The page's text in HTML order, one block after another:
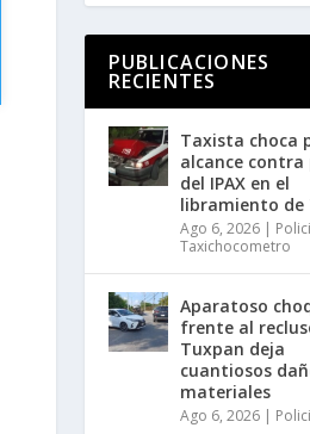
PUBLICACIONES
RECIENTES
Taxista choca
alcance
del IPAX en el
libramiento de
Ago 6, 2026|
Taxichocometro
Aparatoso
frente al
Tuxpan deja
cuantiosos
materiales
Ago 6, 2026|